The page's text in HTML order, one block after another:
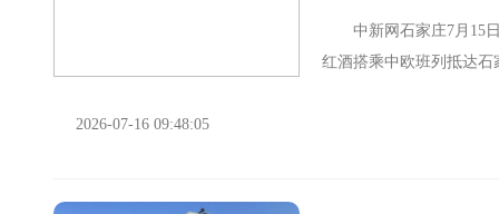
中新网石家庄7月15日
红酒搭乘中欧班列抵达
2026-07-16 09:48:05